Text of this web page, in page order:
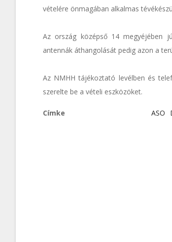
vételére önmagában alkalmas
Az ország középső 14 megyéjében
antennák áthangolását pedig azon a
Az NMHH tájékoztató levélben és
szerelte be a vételi eszközöket.
Címke ASO